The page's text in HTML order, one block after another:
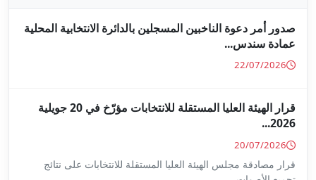
بالدائرة الانتخابية المحلية
قرار الهيئة العليا المستقلة للانتخابات مؤرّخ في 20 جويلية
المستقلة للانتخابات على نتائج